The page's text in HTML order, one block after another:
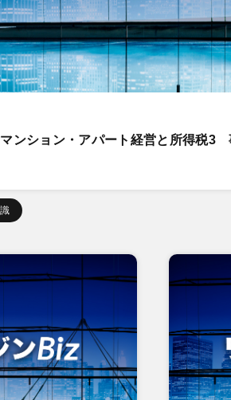
ンション・アパート経営と所得税3